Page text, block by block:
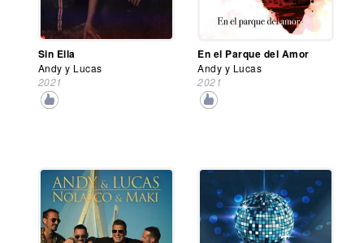
Sin Ella
Andy y Lucas
2021
En el Parque del Amor
Andy y Lucas
2021